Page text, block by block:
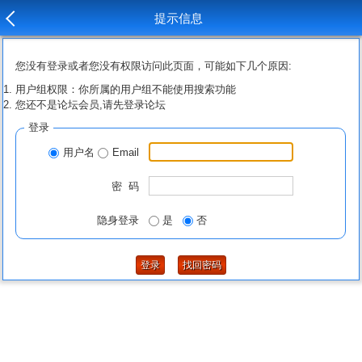
提示信息
您没有登录或者您没有权限访问此页面，可能如下几个原因:
用户组权限：你所属的用户组不能使用搜索功能
您还不是论坛会员,请先登录论坛
登录
用户名 Email
密 码
隐身登录 是 否